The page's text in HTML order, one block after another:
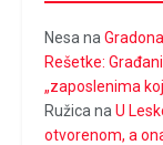
Nesa na
Rešetke:
„zaposlenima
Ružica na U
otvorenom, a